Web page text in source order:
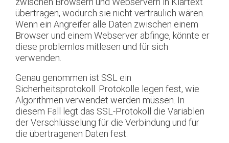
übertragen, wodurch sie nicht vertraulich wären.
Wenn ein Angreifer alle Daten zwischen einem
Browser und einem Webserver abfinge, könnte er
diese problemlos mitlesen und für sich
verwenden.
Genau genommen ist SSL ein
Sicherheitsprotokoll. Protokolle legen fest, wie
Algorithmen verwendet werden müssen. In
diesem Fall legt das SSL-Protokoll die Variablen
der Verschlüsselung für die Verbindung und für
die übertragenen Daten fest.